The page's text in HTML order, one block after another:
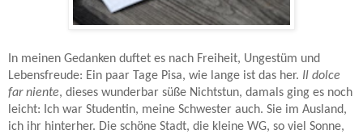
In meinen Gedanken duftet es nach Freiheit, Ungestüm und
Lebensfreude: Ein paar Tage Pisa, wie lange ist das her. Il dolce
far niente, dieses wunderbar süße Nichtstun, damals ging es noch
leicht: Ich war Studentin, meine Schwester auch. Sie im Ausland,
ich ihr hinterher. Die schöne Stadt, die kleine WG, so viel Sonne,